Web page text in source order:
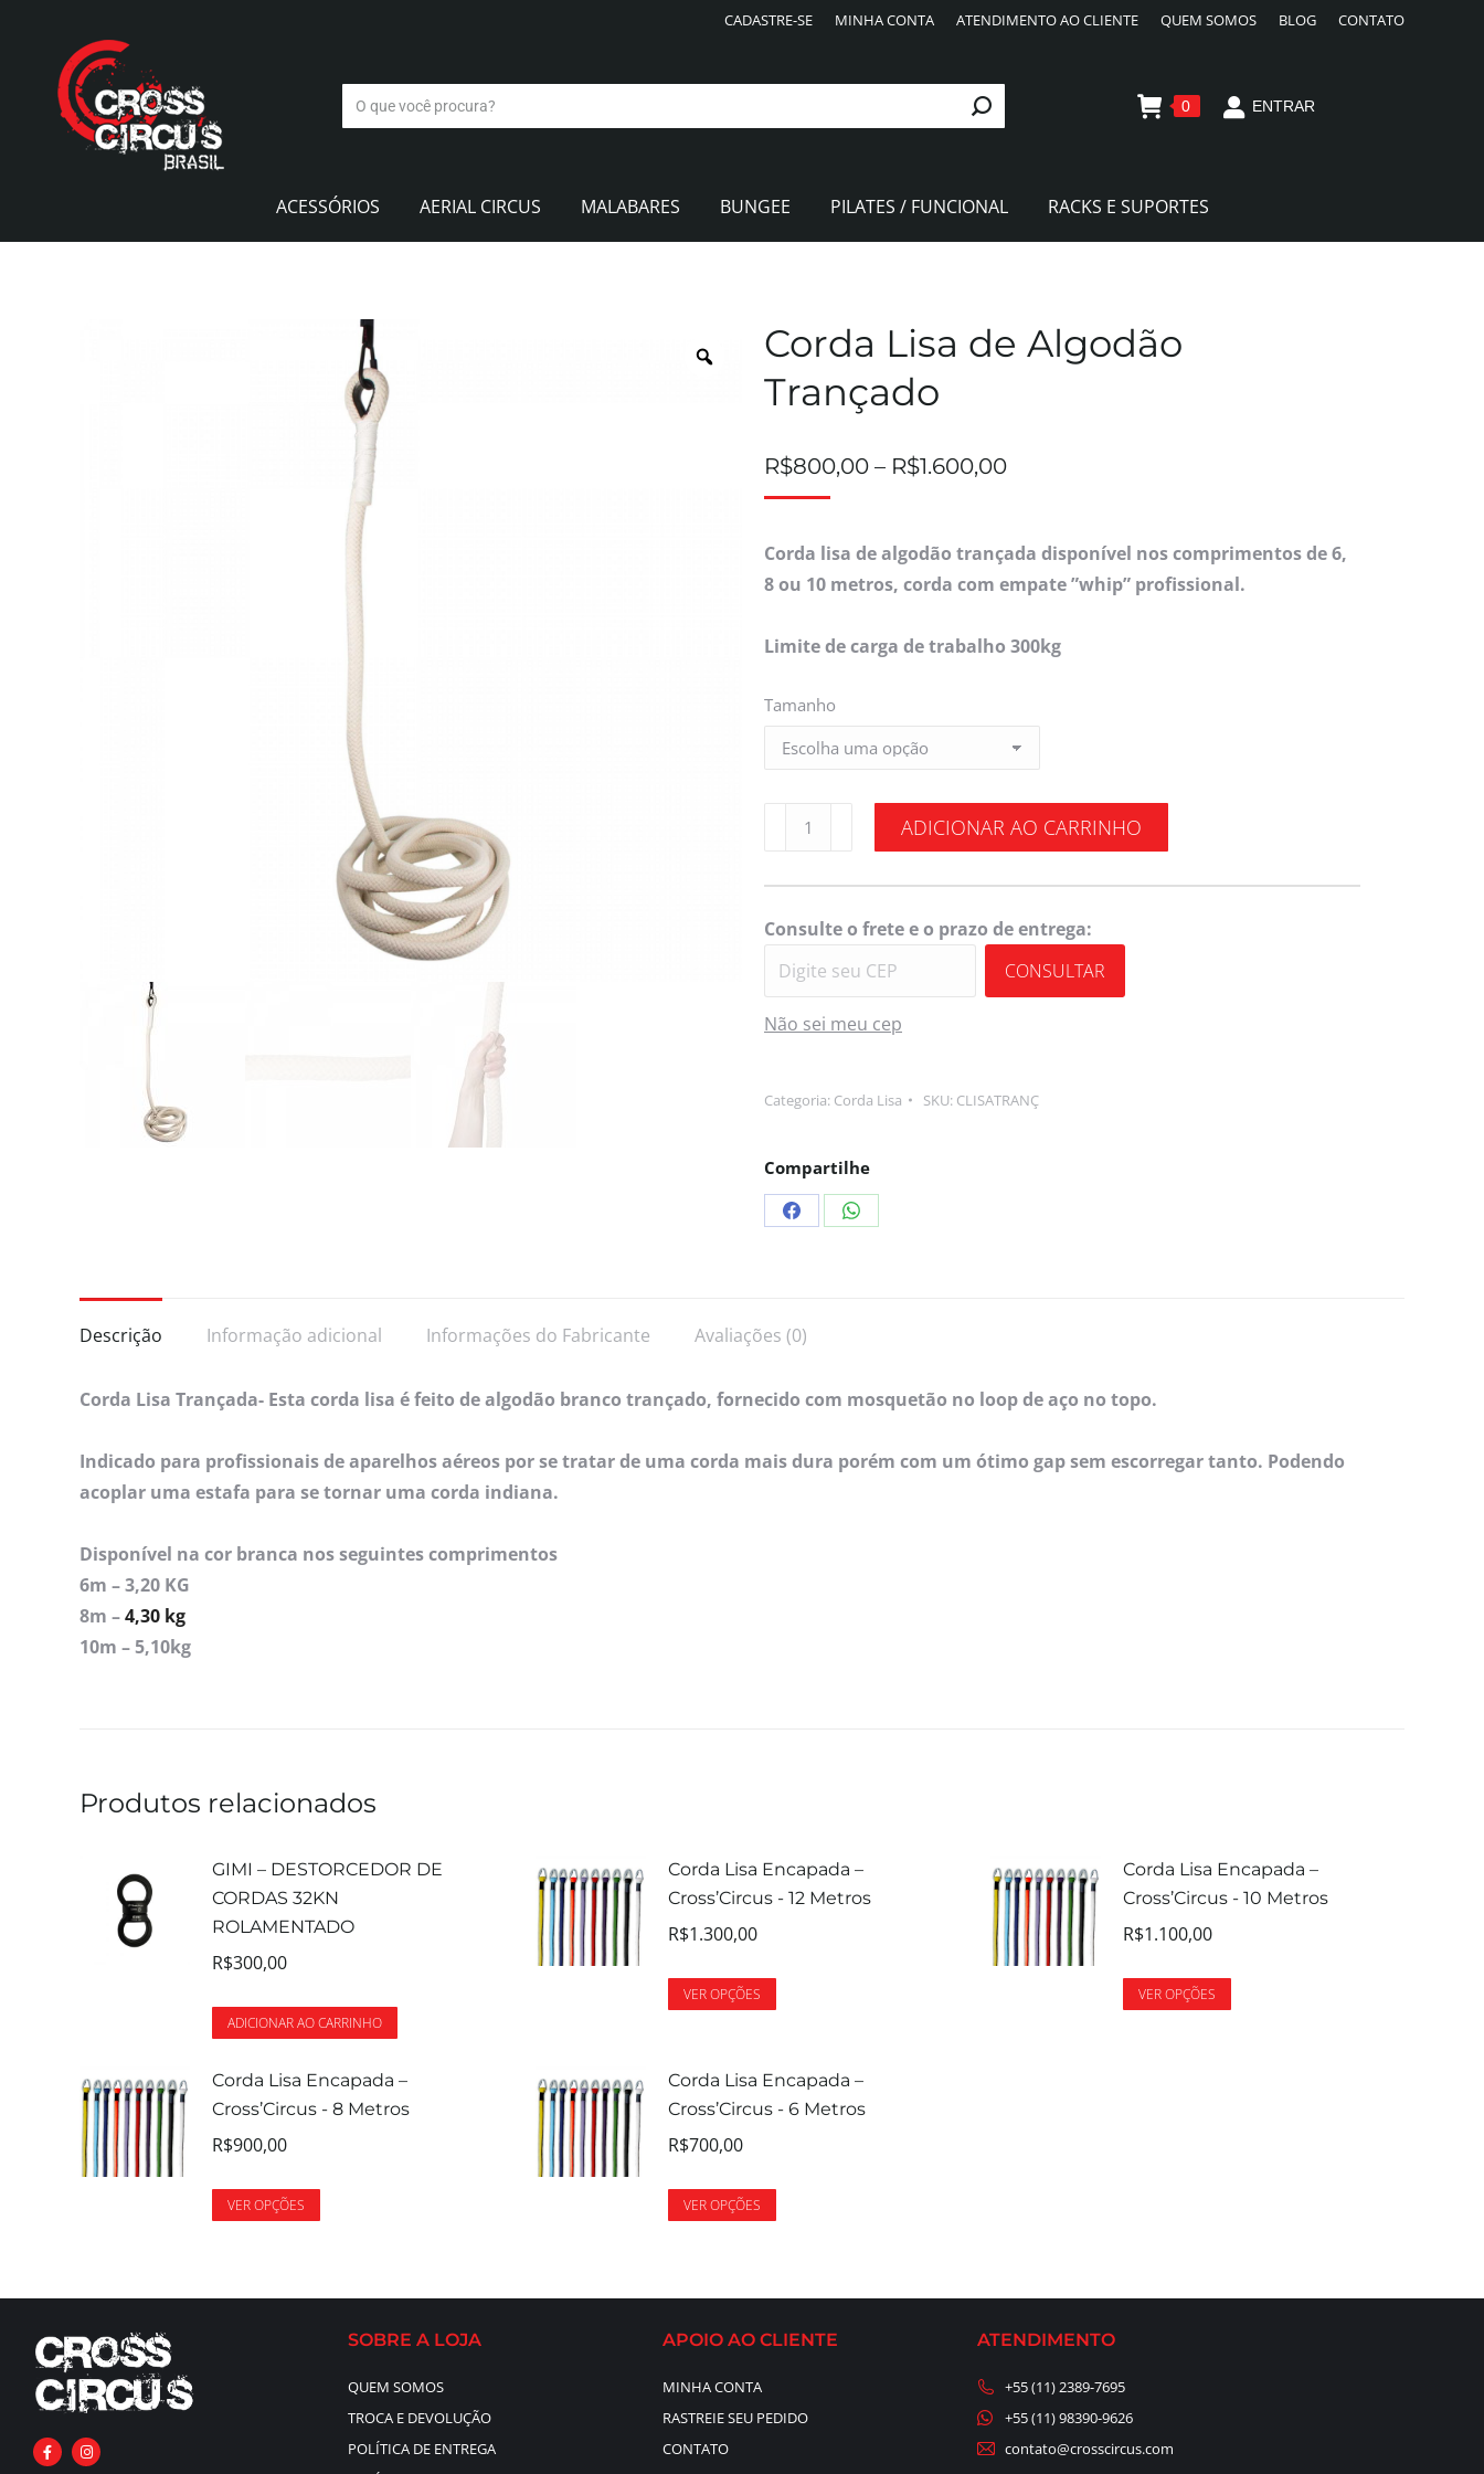
CADASTRE-SE MINHA CONTA ATENDIMENTO AO CLIENTE QUEM SOMOS BLOG CONTATO
0 ENTRAR
ACESSÓRIOS AERIAL CIRCUS MALABARES BUNGEE PILATES / FUNCIONAL RACKS E SUPORTES
Corda Lisa de Algodão
Trançado
R$800,00 – R$1.600,00
Corda lisa de algodão trançada disponível nos comprimentos de 6,
8 ou 10 metros, corda com empate ”whip” profissional.
Limite de carga de trabalho 300kg
Tamanho
ADICIONAR AO CARRINHO
Consulte o frete e o prazo de entrega:
CONSULTAR
Não sei meu cep
Categoria: Corda Lisa SKU: CLISATRANÇ
Compartilhe
Descrição Informação adicional Informações do Fabricante Avaliações (0)
Corda Lisa Trançada- Esta corda lisa é feito de algodão branco trançado, fornecido com mosquetão no loop de aço no topo.
Indicado para profissionais de aparelhos aéreos por se tratar de uma corda mais dura porém com um ótimo gap sem escorregar tanto. Podendo
acoplar uma estafa para se tornar uma corda indiana.
Disponível na cor branca nos seguintes comprimentos
6m – 3,20 KG
8m –4,30 kg
10m – 5,10kg
Produtos relacionados
GIMI – DESTORCEDOR DE
CORDAS 32KN
ROLAMENTADO
R$300,00
ADICIONAR AO CARRINHO
Corda Lisa Encapada –
Cross’Circus - 12 Metros
R$1.300,00
VER OPÇÕES
Corda Lisa Encapada –
Cross’Circus - 10 Metros
R$1.100,00
VER OPÇÕES
Corda Lisa Encapada –
Cross’Circus - 8 Metros
R$900,00
VER OPÇÕES
Corda Lisa Encapada –
Cross’Circus - 6 Metros
R$700,00
VER OPÇÕES
SOBRE A LOJA
QUEM SOMOS
TROCA E DEVOLUÇÃO
POLÍTICA DE ENTREGA
APOIO AO CLIENTE
MINHA CONTA
RASTREIE SEU PEDIDO
CONTATO
ATENDIMENTO
+55 (11) 2389-7695
+55 (11) 98390-9626
contato@crosscircus.com